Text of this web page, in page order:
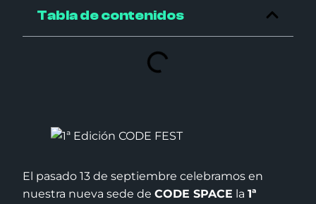
Tabla de contenidos
El pasado 13 de septiembre celebramos en
nuestra nueva sede deCODE SPACE la1ª